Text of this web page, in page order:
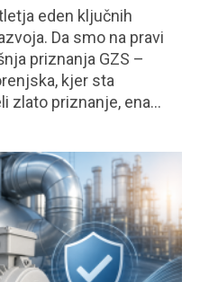
eden ključnih
Da smo na pravi
priznanja GZS –
kjer sta
zlato priznanje, ena
in bo kandidirala tudi za